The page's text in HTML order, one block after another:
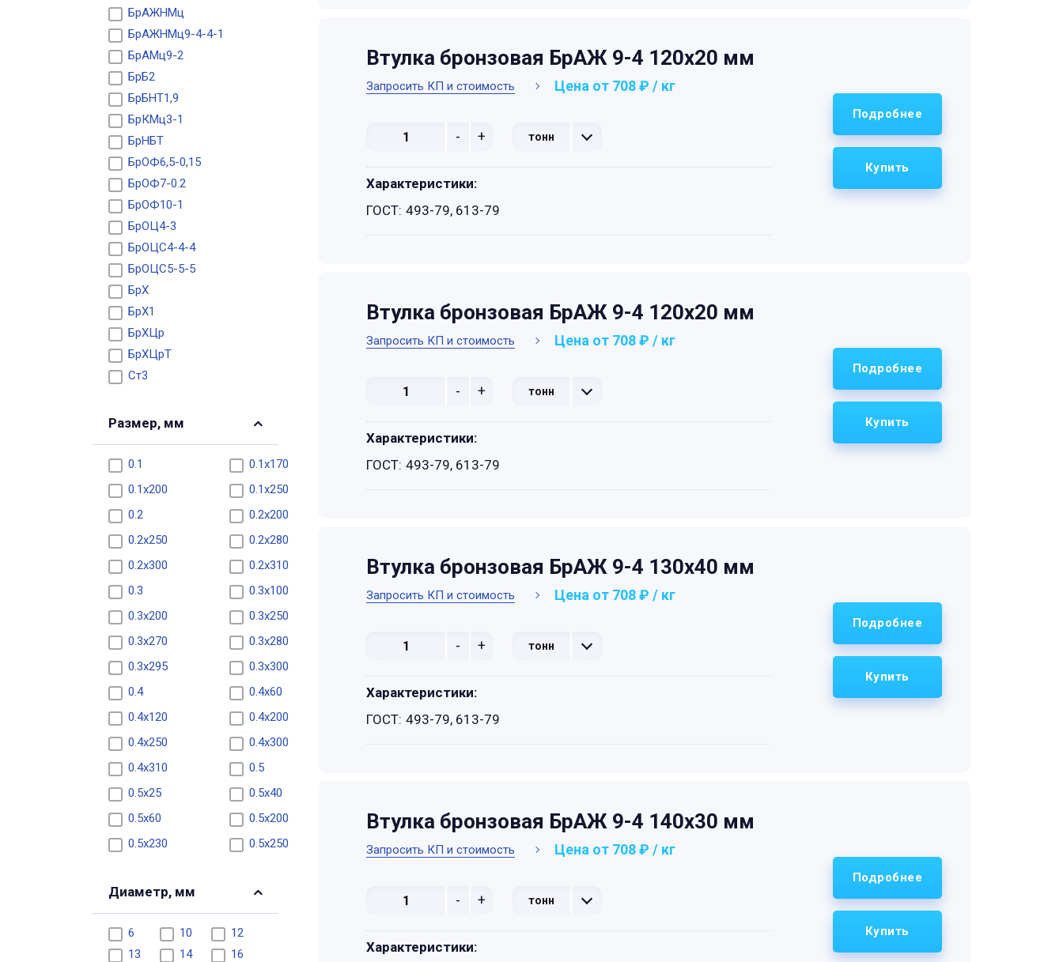
БрАЖНМц
БрАЖНМц9-4-4-1
БрАМц9-2
БрБ2
БрБНТ1,9
БрКМц3-1
БрНБТ
БрОФ6,5-0,15
БрОФ7-0.2
БрОФ10-1
БрОЦ4-3
БрОЦС4-4-4
БрОЦС5-5-5
БрХ
БрХ1
БрХЦр
БрХЦрТ
Ст3
Размер, мм
0.1
0.1х170
0.1х200
0.1х250
0.2
0.2х200
0.2х250
0.2х280
0.2х300
0.2х310
0.3
0.3х100
0.3х200
0.3х250
0.3х270
0.3х280
0.3х295
0.3х300
0.4
0.4х60
0.4х120
0.4х200
0.4х250
0.4х300
0.4х310
0.5
0.5х25
0.5х40
0.5х60
0.5х200
0.5х230
0.5х250
0.6х60
0.6х200
0.6х300
Диаметр, мм
6 10
12
13
14 16
Втулка бронзовая БрАЖ 9-4 120х20 мм
Запросить КП и стоимость Цена от 708 ₽ / кг
- + тонн
Характеристики:
ГОСТ: 493-79, 613-79
Подробнее
Купить
Втулка бронзовая БрАЖ 9-4 120х20 мм
Запросить КП и стоимость Цена от 708 ₽ / кг
- + тонн
Характеристики:
ГОСТ: 493-79, 613-79
Подробнее
Купить
Втулка бронзовая БрАЖ 9-4 130х40 мм
Запросить КП и стоимость Цена от 708 ₽ / кг
- + тонн
Характеристики:
ГОСТ: 493-79, 613-79
Подробнее
Купить
Втулка бронзовая БрАЖ 9-4 140х30 мм
Запросить КП и стоимость Цена от 708 ₽ / кг
- + тонн
Характеристики:
Подробнее
Купить